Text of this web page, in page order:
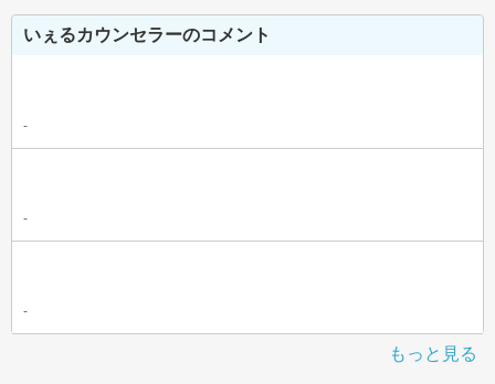
いぇるカウンセラーのコメント
-
-
-
もっと見る